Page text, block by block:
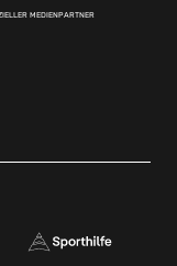
MEDIENPARTNER